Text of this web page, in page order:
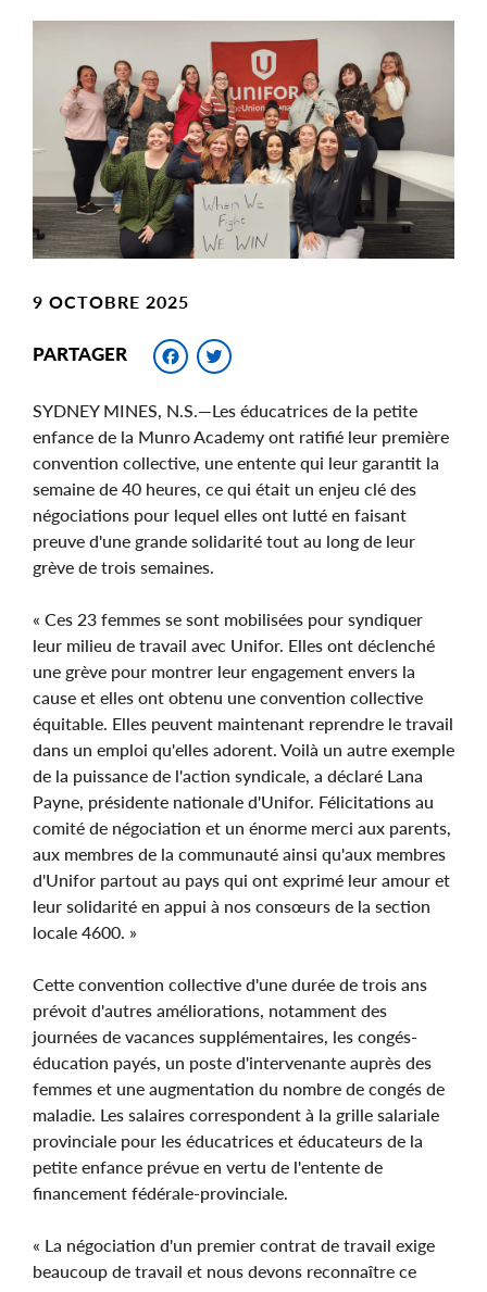
Image
Image
9 OCTOBRE 2025
PARTAGER Facebook
SYDNEY MINES, N.S.—Les éducatrices de la petite
enfance de la Munro Academy ont ratifié leur première
convention collective, une entente qui leur garantit la
semaine de 40 heures, ce qui était un enjeu clé des
négociations pour lequel elles ont lutté en faisant
preuve d'une grande solidarité tout au long de leur
grève de trois semaines.
« Ces 23 femmes se sont mobilisées pour syndiquer
leur milieu de travail avec Unifor. Elles ont déclenché
une grève pour montrer leur engagement envers la
cause et elles ont obtenu une convention collective
équitable. Elles peuvent maintenant reprendre le travail
dans un emploi qu'elles adorent. Voilà un autre exemple
de la puissance de l'action syndicale, a déclaré Lana
Payne, présidente nationale d'Unifor. Félicitations au
comité de négociation et un énorme merci aux parents,
aux membres de la communauté ainsi qu'aux membres
d'Unifor partout au pays qui ont exprimé leur amour et
leur solidarité en appui à nos consœurs de la section
locale 4600. »
Cette convention collective d'une durée de trois ans
prévoit d'autres améliorations, notamment des
journées de vacances supplémentaires, les congés-
éducation payés, un poste d'intervenante auprès des
femmes et une augmentation du nombre de congés de
maladie. Les salaires correspondent à la grille salariale
provinciale pour les éducatrices et éducateurs de la
petite enfance prévue en vertu de l'entente de
financement fédérale-provinciale.
« La négociation d'un premier contrat de travail exige
beaucoup de travail et nous devons reconnaître ce